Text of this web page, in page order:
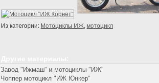
Из категории: Мотоциклы ИЖ, мотоцикл
Завод "Ижмаш" и мотоциклы "ИЖ"
Чоппер мотоцикл "ИЖ Юнкер"